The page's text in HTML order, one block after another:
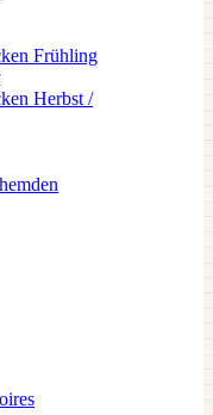
Frühling
Herbst /